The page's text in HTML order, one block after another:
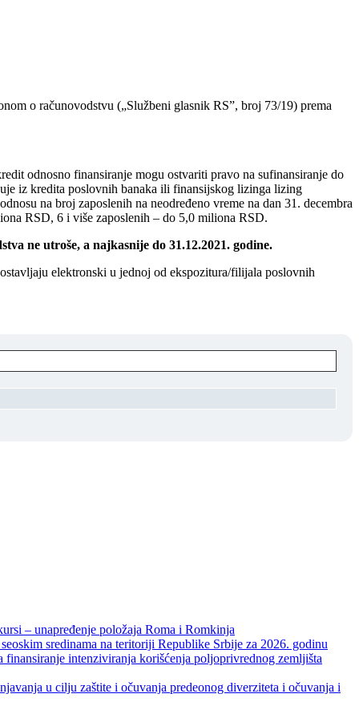
o računovodstvu („Službeni glasnik RS”, broj 73/19) prema
odnosno finansiranje mogu ostvariti pravo na sufinansiranje do
iz kredita poslovnih banaka ili finansijskog lizinga lizing
na broj zaposlenih na neodređeno vreme na dan 31. decembra
RSD, 6 i više zaposlenih – do 5,0 miliona RSD.
ne utroše, a najkasnije do 31.12.2021. godine.
elektronski u jednoj od ekspozitura/filijala poslovnih
– unapređenje položaja Roma i Romkinja
sredinama na teritoriji Republike Srbije za 2026. godinu
intenziviranja korišćenja poljoprivrednog zemljišta
u cilju zaštite i očuvanja predeonog diverziteta i očuvanja i